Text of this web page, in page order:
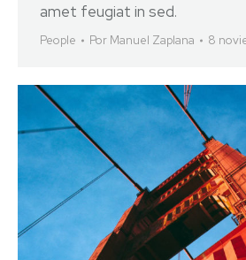
amet feugiat in sed.
People Por Manuel Zaplana 8